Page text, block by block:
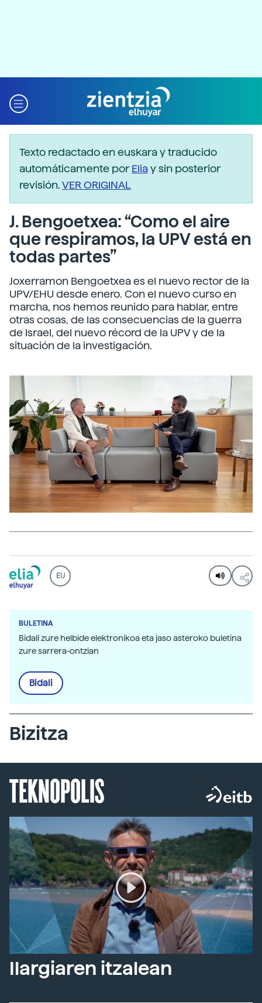
Texto redactado en euskara y traducido
automáticamente porEliay sin posterior
revisión.VER ORIGINAL
J. Bengoetxea: “Como el aire
que respiramos, la UPV está en
todas partes”
Joxerramon Bengoetxea es el nuevo rector de la
UPV/EHU desde enero. Con el nuevo curso en
marcha, nos hemos reunido para hablar, entre
otras cosas, de las consecuencias de la guerra
de Israel, del nuevo récord de la UPV y de la
situación de la investigación.
EU
BULETINA
Bidali zure helbide elektronikoa eta jaso asteroko buletina
zure sarrera-ontzian
Bidali
Bizitza
TEKNOPOLIS
Ilargiaren itzalean